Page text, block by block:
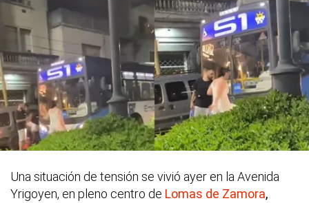
Una situación de tensión se vivió ayer en la Avenida
Yrigoyen, en pleno centro de Lomas de Zamora,